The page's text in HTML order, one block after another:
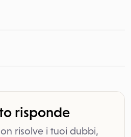
risponde
risolve i tuoi dubbi,